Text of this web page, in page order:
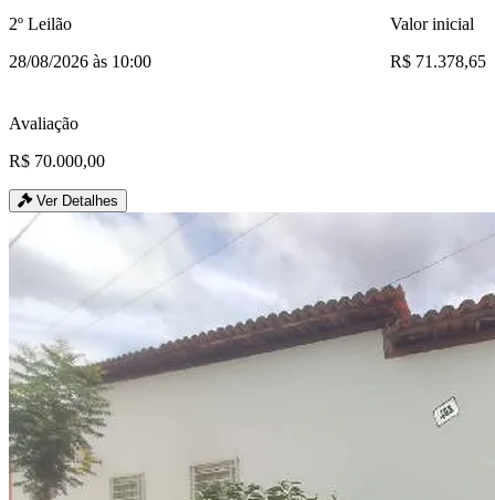
2º Leilão
28/08/2026 às 10:00
Valor inicial
R$ 71.378,65
Avaliação
R$ 70.000,00
Ver Detalhes